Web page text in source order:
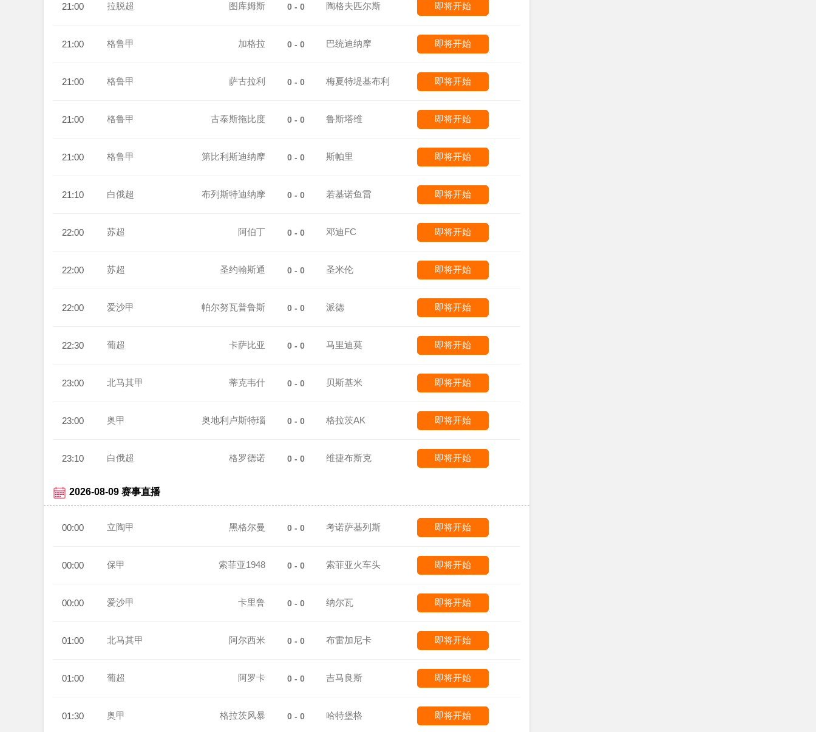
21:00 拉脱超 图库姆斯 0 - 0 陶格夫匹尔斯 即将开始
21:00 格鲁甲 加格拉 0 - 0 巴统迪纳摩 即将开始
21:00 格鲁甲 萨古拉利 0 - 0 梅夏特堤基布利 即将开始
21:00 格鲁甲 古泰斯拖比度 0 - 0 鲁斯塔维 即将开始
21:00 格鲁甲 第比利斯迪纳摩 0 - 0 斯帕里 即将开始
21:10 白俄超 布列斯特迪纳摩 0 - 0 若基诺鱼雷 即将开始
22:00 苏超 阿伯丁 0 - 0 邓迪FC 即将开始
22:00 苏超 圣约翰斯通 0 - 0 圣米伦 即将开始
22:00 爱沙甲 帕尔努瓦普鲁斯 0 - 0 派德 即将开始
22:30 葡超 卡萨比亚 0 - 0 马里迪莫 即将开始
23:00 北马其甲 蒂克韦什 0 - 0 贝斯基米 即将开始
23:00 奥甲 奥地利卢斯特瑙 0 - 0 格拉茨AK 即将开始
23:10 白俄超 格罗德诺 0 - 0 维捷布斯克 即将开始
2026-08-09 赛事直播
00:00 立陶甲 黑格尔曼 0 - 0 考诺萨基列斯 即将开始
00:00 保甲 索菲亚1948 0 - 0 索菲亚火车头 即将开始
00:00 爱沙甲 卡里鲁 0 - 0 纳尔瓦 即将开始
01:00 北马其甲 阿尔西米 0 - 0 布雷加尼卡 即将开始
01:00 葡超 阿罗卡 0 - 0 吉马良斯 即将开始
01:30 奥甲 格拉茨风暴 0 - 0 哈特堡格 即将开始